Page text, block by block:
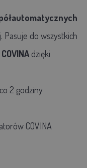
Pasuje do wszystkich
COVINA dzięki
2 godziny
COVINA